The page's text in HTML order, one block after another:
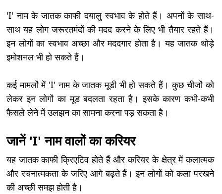
'I' नाम के जातक काफी दयालु स्वभाव के होते हैं। अपनों के साथ-
साथ यह लोग जरूरतमंदों की मदद करने के लिए भी तैयार रहते हैं।
इन लोगों का स्वभाव अच्छा और मददगार होता है। यह जातक थोड़े
इमोशनल भी हो सकते हैं।
कई मामलों में 'I' नाम के जातक मूडी भी हो सकते हैं। कुछ चीजों को
लेकर इन लोगों का मूड बदलता रहता है। इसके कारण कभी-कभी
फैसले लेने में उलझन का सामना करना पड़ सकता है।
जानें 'I' नाम वालों का करियर
यह जातक काफी क्रिएटिव होते हैं और करियर के क्षेत्र में कलात्मक
और रचनात्मकता के जरिए आगे बढ़ते हैं। इन लोगों को कला परखने
की अच्छी समझ होती है।